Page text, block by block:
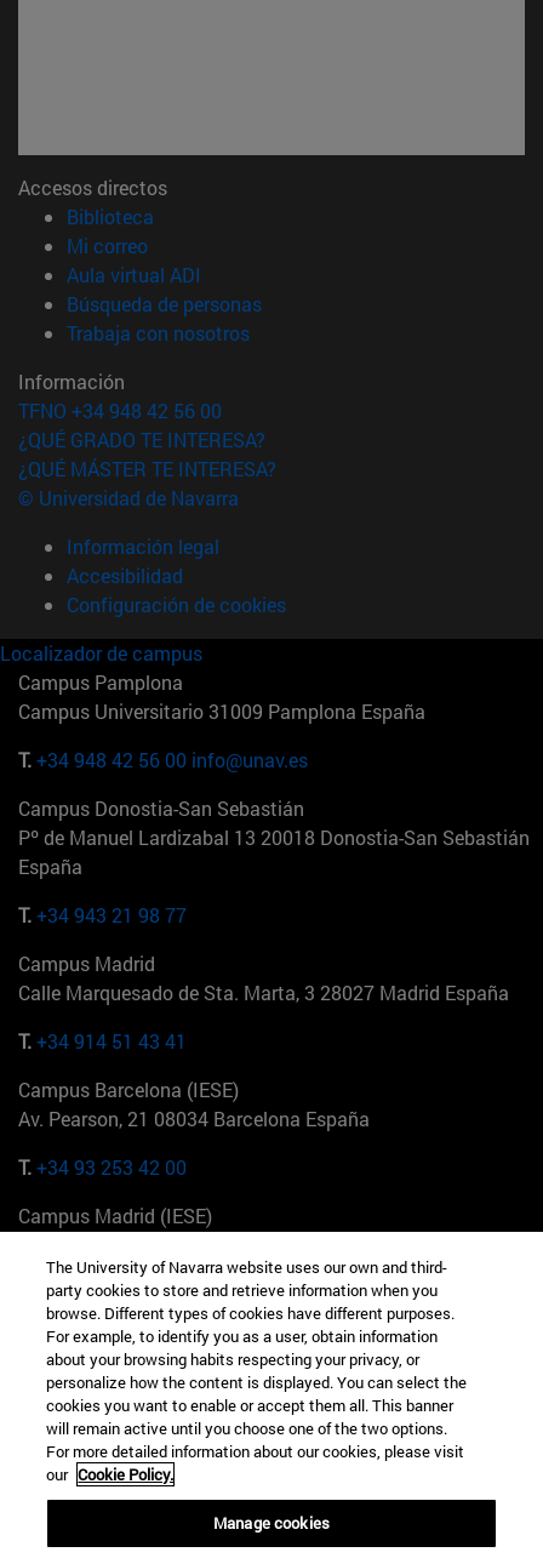
Accesos directos
Biblioteca
Mi correo(abre en nueva ventana)
Aula virtual ADI
Búsqueda de personas(abre en nueva ventana)
Trabaja con nosotros(abre en nueva ventana)
Información
TFNO +34 948 42 56 00
¿QUÉ GRADO TE INTERESA?
¿QUÉ MÁSTER TE INTERESA?
© Universidad de Navarra
Información legal
Accesibilidad
Configuración de cookies
Localizador de campus
Campus Pamplona
Campus Universitario 31009 Pamplona España
T.+34 948 42 56 00 info@unav.es
Campus Donostia-San Sebastián
Pº de Manuel Lardizabal 13 20018 Donostia-San Sebastián
España
T.+34 943 21 98 77
Campus Madrid
Calle Marquesado de Sta. Marta, 3 28027 Madrid España
T.+34 914 51 43 41
Campus Barcelona (IESE)
Av. Pearson, 21 08034 Barcelona España
T.+34 93 253 42 00
Campus Madrid (IESE)
+34 912 11 30 00
Campus Nueva York (IESE)
165 W 57th St 10019-2201 Nueva York EE.UU
+1 646 346 8850
Campus Munich (IESE)
Maria-Theresia-Straße 15 81675 Múnich Alemania
+49 89 24209790
The University of Navarra website uses our own and third-
party cookies to store and retrieve information when you
browse. Different types of cookies have different purposes.
For example, to identify you as a user, obtain information
about your browsing habits respecting your privacy, or
personalize how the content is displayed. You can select the
cookies you want to enable or accept them all. This banner
will remain active until you choose one of the two options.
For more detailed information about our cookies, please visit
our Cookie Policy.
Manage cookies